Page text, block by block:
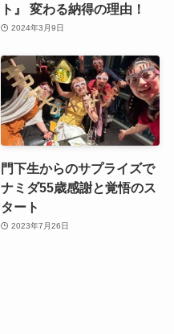
ト』 変わる納得の理由！
2024年3月9日
門下生からのサプライズで
ナミダ55歳感謝と覚悟のス
タート
2023年7月26日